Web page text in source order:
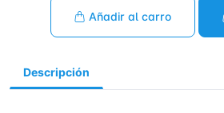
Añadir al carro
Descripción